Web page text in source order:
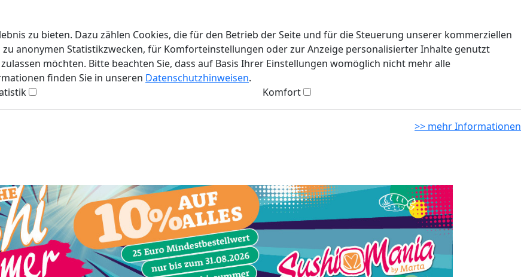
zu bieten. Dazu zählen Cookies, die für den Betrieb der Seite und für die Steuerung unserer kommerziellen
anonymen Statistikzwecken, für Komforteinstellungen oder zur Anzeige personalisierter Inhalte genutzt
möchten. Bitte beachten Sie, dass auf Basis Ihrer Einstellungen womöglich nicht mehr alle
finden Sie in unseren Datenschutzhinweisen.
Komfort
>> mehr Informationen